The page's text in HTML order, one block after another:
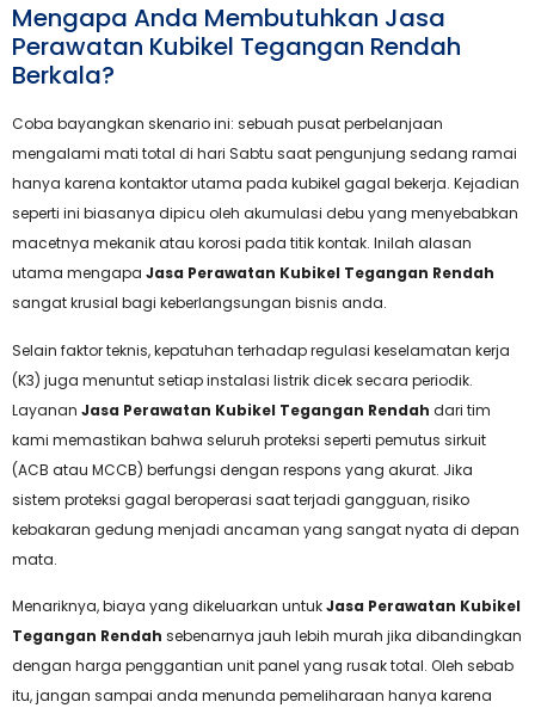
Mengapa Anda Membutuhkan Jasa
Perawatan Kubikel Tegangan Rendah
Berkala?
Coba bayangkan skenario ini: sebuah pusat perbelanjaan
mengalami mati total di hari Sabtu saat pengunjung sedang ramai
hanya karena kontaktor utama pada kubikel gagal bekerja. Kejadian
seperti ini biasanya dipicu oleh akumulasi debu yang menyebabkan
macetnya mekanik atau korosi pada titik kontak. Inilah alasan
utama mengapa Jasa Perawatan Kubikel Tegangan Rendah
sangat krusial bagi keberlangsungan bisnis anda.
Selain faktor teknis, kepatuhan terhadap regulasi keselamatan kerja
(K3) juga menuntut setiap instalasi listrik dicek secara periodik.
Layanan Jasa Perawatan Kubikel Tegangan Rendah dari tim
kami memastikan bahwa seluruh proteksi seperti pemutus sirkuit
(ACB atau MCCB) berfungsi dengan respons yang akurat. Jika
sistem proteksi gagal beroperasi saat terjadi gangguan, risiko
kebakaran gedung menjadi ancaman yang sangat nyata di depan
mata.
Menariknya, biaya yang dikeluarkan untukJasa Perawatan Kubikel
Tegangan Rendah sebenarnya jauh lebih murah jika dibandingkan
dengan harga penggantian unit panel yang rusak total. Oleh sebab
itu, jangan sampai anda menunda pemeliharaan hanya karena